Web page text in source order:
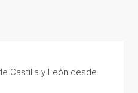
Castilla y León desde